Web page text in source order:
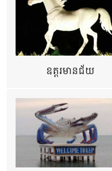
ឧត្ដរមានជ័យ